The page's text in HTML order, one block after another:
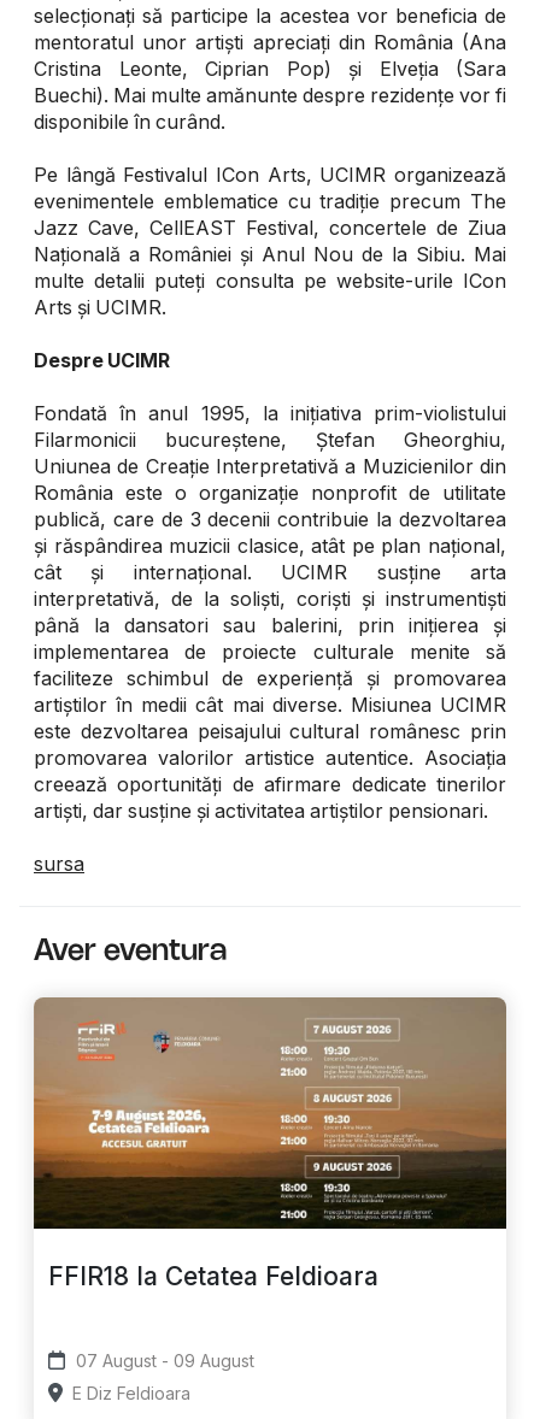
selecționați să participe la acestea vor beneficia de
mentoratul unor artiști apreciați din România (Ana
Cristina Leonte, Ciprian Pop) și Elveția (Sara
Buechi). Mai multe amănunte despre rezidențe vor fi
disponibile în curând.
Pe lângă Festivalul ICon Arts, UCIMR organizează
evenimentele emblematice cu tradiție precum The
Jazz Cave, CellEAST Festival, concertele de Ziua
Națională a României și Anul Nou de la Sibiu. Mai
multe detalii puteți consulta pe website-urile ICon
Arts și UCIMR.
Despre UCIMR
Fondată în anul 1995, la inițiativa prim-violistului
Filarmonicii bucureștene, Ștefan Gheorghiu,
Uniunea de Creație Interpretativă a Muzicienilor din
România este o organizație nonprofit de utilitate
publică, care de 3 decenii contribuie la dezvoltarea
și răspândirea muzicii clasice, atât pe plan național,
cât și internațional. UCIMR susține arta
interpretativă, de la soliști, coriști și instrumentiști
până la dansatori sau balerini, prin inițierea și
implementarea de proiecte culturale menite să
faciliteze schimbul de experiență și promovarea
artiștilor în medii cât mai diverse. Misiunea UCIMR
este dezvoltarea peisajului cultural românesc prin
promovarea valorilor artistice autentice. Asociația
creează oportunități de afirmare dedicate tinerilor
artiști, dar susține și activitatea artiștilor pensionari.
sursa
Aver eventura
FFIR18 la Cetatea Feldioara
07 August - 09 August
E Diz Feldioara